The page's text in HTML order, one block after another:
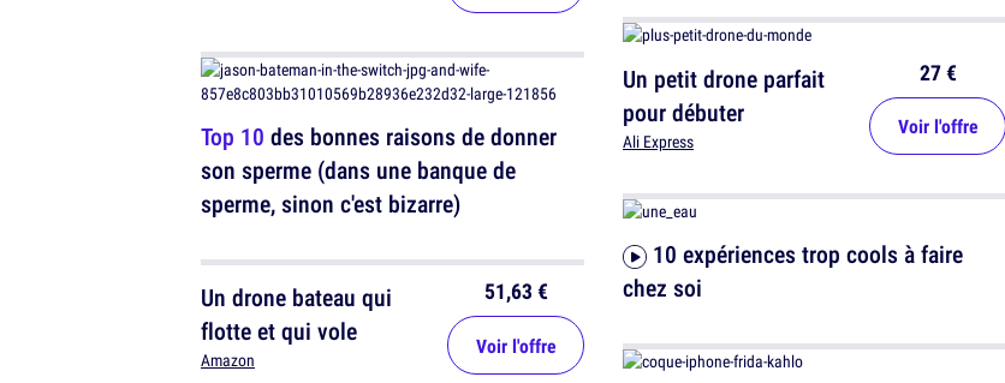
Top 10 des bonnes raisons de donner
son sperme (dans une banque de
sperme, sinon c'est bizarre)
Un drone bateau qui
flotte et qui vole
Amazon
51,63 €
Voir l'offre
Un petit drone parfait
pour débuter
Ali Express
27 €
Voir l'offre
chez soi